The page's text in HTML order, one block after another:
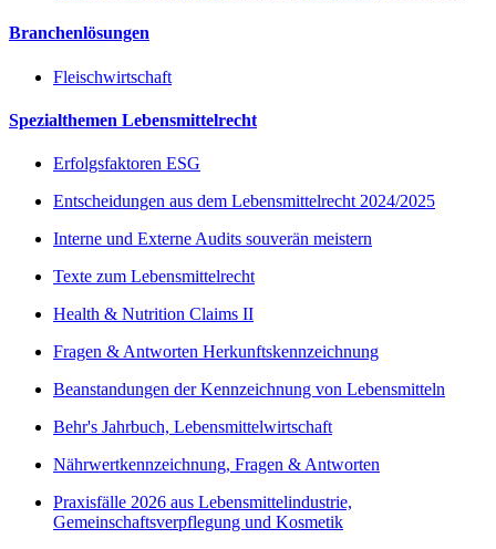
Branchenlösungen
Fleischwirtschaft
Spezialthemen Lebensmittelrecht
Erfolgsfaktoren ESG
Entscheidungen aus dem Lebensmittelrecht 2024/2025
Interne und Externe Audits souverän meistern
Texte zum Lebensmittelrecht
Health & Nutrition Claims II
Fragen & Antworten Herkunftskennzeichnung
Beanstandungen der Kennzeichnung von Lebensmitteln
Behr's Jahrbuch, Lebensmittelwirtschaft
Nährwertkennzeichnung, Fragen & Antworten
Praxisfälle 2026 aus Lebensmittelindustrie,
Gemeinschaftsverpflegung und Kosmetik